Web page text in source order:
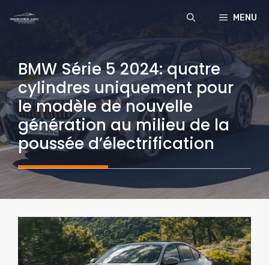
MENU
BMW Série 5 2024: quatre
cylindres uniquement pour
le modèle de nouvelle
génération au milieu de la
poussée d’électrification